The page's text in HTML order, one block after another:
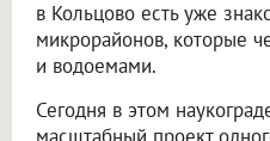
в Кольцово есть уже
микрорайонов, которые
и водоемами.
Сегодня в этом